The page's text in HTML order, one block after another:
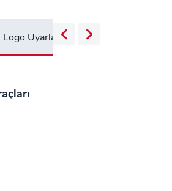
Logo Uyarlama Araçları